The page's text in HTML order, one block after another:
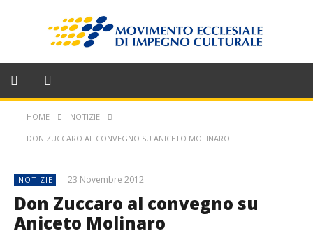
HOME NOTIZIE
DON ZUCCARO AL CONVEGNO SU ANICETO MOLINARO
NOTIZIE 23 Novembre 2012
Don Zuccaro al convegno su
Aniceto Molinaro